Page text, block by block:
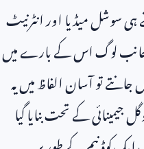
ہی سوشل میڈیا اور انٹرنیٹ
جانب لوگ اس کے بارے میں
تو آسان الفاظ میں یہ
کے تحت بنایا گیا